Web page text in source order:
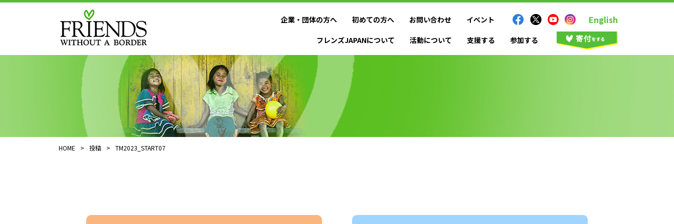
フレンズJAPANについて 活動について 支援する 参加する
企業・団体の方へ 初めての方へ お問い合わせ イベント English
HOME > 投稿 > TM2023_START07